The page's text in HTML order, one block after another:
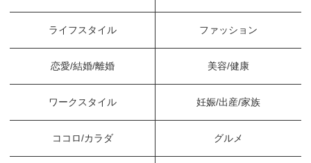
ライフスタイル ファッション
恋愛/結婚/離婚 美容/健康
ワークスタイル 妊娠/出産/家族
ココロ/カラダ グルメ